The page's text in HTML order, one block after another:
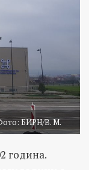
БИРН/В. М.
година.